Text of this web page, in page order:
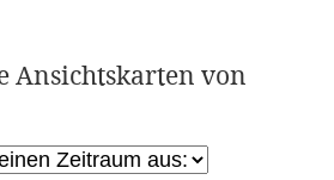
Ansichtskarten von